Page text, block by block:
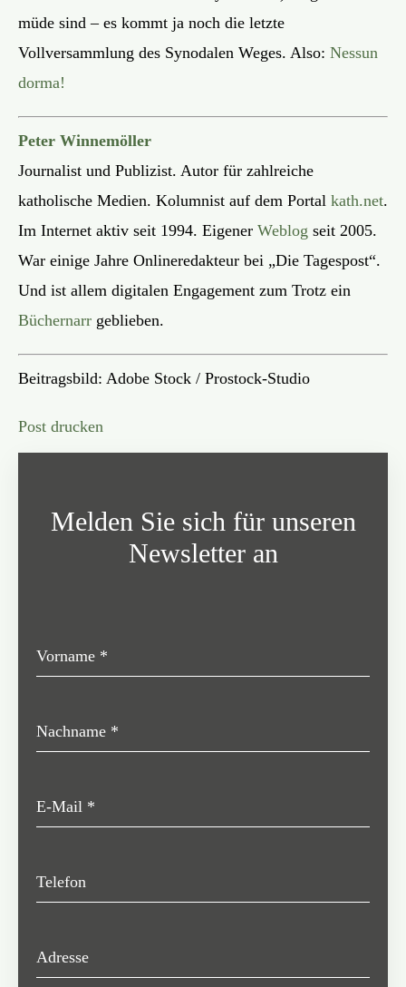
müde sind – es kommt ja noch die letzte
Vollversammlung des Synodalen Weges. Also: Nessun
dorma!
Peter Winnemöller
Journalist und Publizist. Autor für zahlreiche
katholische Medien. Kolumnist auf dem Portal kath.net.
Im Internet aktiv seit 1994. Eigener Weblog seit 2005.
War einige Jahre Onlineredakteur bei „Die Tagespost“.
Und ist allem digitalen Engagement zum Trotz ein
Büchernarr geblieben.
Beitragsbild: Adobe Stock / Prostock-Studio
Post drucken
Melden Sie sich für unseren
Newsletter an
Vorname *
Nachname *
E-Mail *
Telefon
Adresse